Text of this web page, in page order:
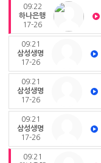
09:22
하나은행
17-26
09:21
삼성생명
17-26
09:21
삼성생명
17-26
09:21
삼성생명
17-26
09:21